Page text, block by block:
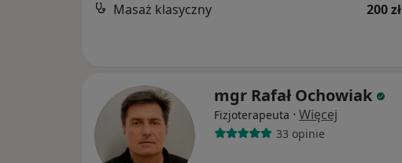
Masaż klasyczny 200 zł
mgr Rafał Ochowiak
Fizjoterapeuta · Więcej
33 opinie